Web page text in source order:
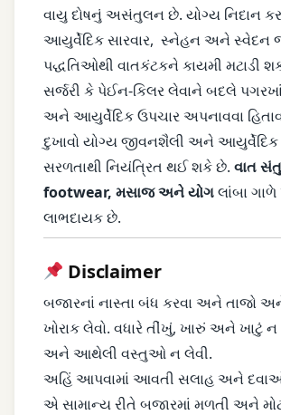
વાયુ દોષનું અસંતુલન છે. યોગ્ય નિદાન
આયુર્વેદિક સારવાર, સ્નેહન અને સ્વેદન
પદ્ધતિઓથી વાતકંટકને કાયમી મટાડી
સર્જરી કે પેઈન-કિલર લેવાને બદલે
અને આયુર્વેદિક ઉપચાર અપનાવવા
દુખાવો યોગ્ય જીવનશૈલી અને આયુર્વેદિક
સરળતાથી નિયંત્રિત થઈ શકે છે. વાત
footwear, મસાજ અને યોગલાંબા
લાભદાયક છે.
Disclaimer
બજારનાં નાસ્તા બંધ કરવા અને તાજો
ખોરાક લેવો. વધારે તીંખું, ખારું અને ખાટું
અને આથેલી વસ્તુઓ ન લેવી.
અહિં આપવામાં આવતી સલાહ અને
એ સામાન્ય રીતે બજારમાં મળતી અને